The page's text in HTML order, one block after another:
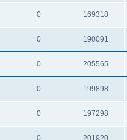
0 169318
0 190091
0 205565
0 199898
0 197298
0 201920